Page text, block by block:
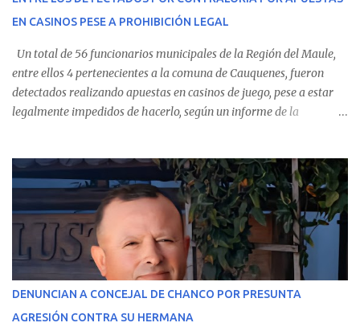
Villarrica— se trasladaron a Cauquenes con la esperanza de una
evolución favorable. No obstante, alrededo...
EN CASINOS PESE A PROHIBICIÓN LEGAL
Un total de 56 funcionarios municipales de la Región del Maule,
entre ellos 4 pertenecientes a la comuna de Cauquenes, fueron
detectados realizando apuestas en casinos de juego, pese a estar
legalmente impedidos de hacerlo, según un informe de la
estableció que estos funcionarios —quienes administran o
custodian fondos públicos— efectuaron transacciones por un
monto total de $116.075.918 entre enero de 2024 y junio de 2025.
En el detalle regional, se indica que en la comuna de Cauquenes se
identificó a cuatro funcionarios involucrados en este tipo de
operaciones. Asimismo, se precisa que uno de los casos
corresponde a un funcionario de la Municipalidad de Chanco,
detectaron incumplimientos a la normativa vigente. El informe
DENUNCIAN A CONCEJAL DE CHANCO POR PRESUNTA
AGRESIÓN CONTRA SU HERMANA